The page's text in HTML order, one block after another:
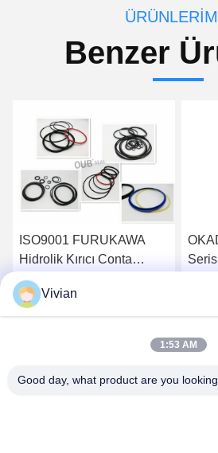
Benzer
ISO9001 FURUKAWA
Hidrolik Kırıcı Conta
Takımı Silindir O Ring F27
F35
En İyi Fiyatı Alın
Vivian
1:53 AM
Good day, what product are you